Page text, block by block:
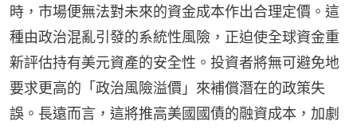
時，市場便無法對未來的資金成本作出合理定價。這
種由政治混亂引發的系統性風險，正迫使全球資金重
新評估持有美元資產的安全性。投資者將無可避免地
要求更高的「政治風險溢價」來補償潛在的政策失
誤。長遠而言，這將推高美國國債的融資成本，加劇